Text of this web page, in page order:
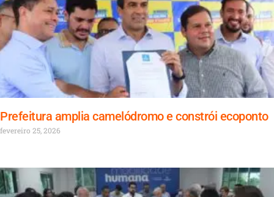
Prefeitura amplia camelódromo e constrói ecoponto
fevereiro 25, 2026